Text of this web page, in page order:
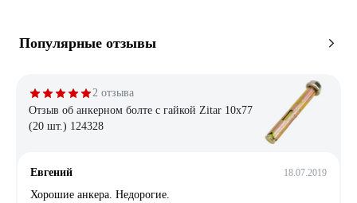
Популярные отзывы
2 отзыва
Отзыв об анкерном болте с гайкой Zitar 10х77
(20 шт.) 124328
Евгений 18.07.2019
Хорошие анкера. Недорогие.